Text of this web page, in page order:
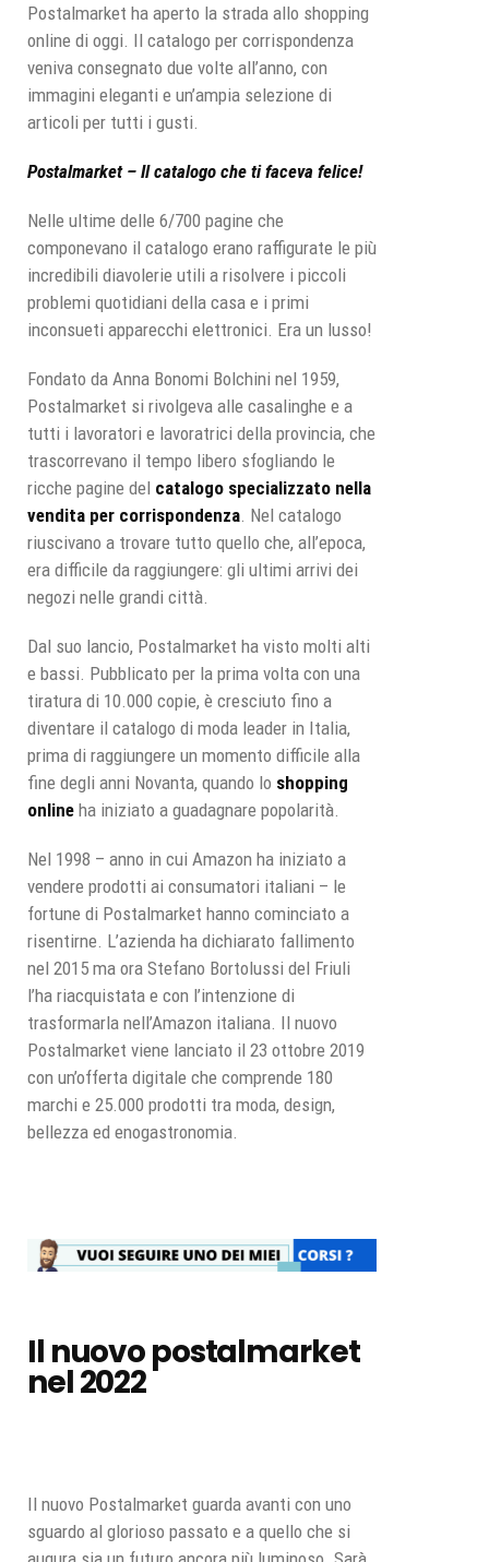
Postalmarket ha aperto la strada allo shopping
online di oggi. Il catalogo per corrispondenza
veniva consegnato due volte all’anno, con
immagini eleganti e un’ampia selezione di
articoli per tutti i gusti.
Postalmarket – Il catalogo che ti faceva felice!
Nelle ultime delle 6/700 pagine che
componevano il catalogo erano raffigurate le più
incredibili diavolerie utili a risolvere i piccoli
problemi quotidiani della casa e i primi
inconsueti apparecchi elettronici. Era un lusso!
Fondato da Anna Bonomi Bolchini nel 1959,
Postalmarket si rivolgeva alle casalinghe e a
tutti i lavoratori e lavoratrici della provincia, che
trascorrevano il tempo libero sfogliando le
ricche pagine del catalogo specializzato nella
vendita per corrispondenza . Nel catalogo
riuscivano a trovare tutto quello che, all’epoca,
era difficile da raggiungere: gli ultimi arrivi dei
negozi nelle grandi città.
Dal suo lancio, Postalmarket ha visto molti alti
e bassi. Pubblicato per la prima volta con una
tiratura di 10.000 copie, è cresciuto fino a
diventare il catalogo di moda leader in Italia,
prima di raggiungere un momento difficile alla
fine degli anni Novanta, quando lo shopping
online ha iniziato a guadagnare popolarità.
Nel 1998 – anno in cui Amazon ha iniziato a
vendere prodotti ai consumatori italiani – le
fortune di Postalmarket hanno cominciato a
risentirne. L’azienda ha dichiarato fallimento
nel 2015 ma ora Stefano Bortolussi del Friuli
l’ha riacquistata e con l’intenzione di
trasformarla nell’Amazon italiana. Il nuovo
Postalmarket viene lanciato il 23 ottobre 2019
con un’offerta digitale che comprende 180
marchi e 25.000 prodotti tra moda, design,
bellezza ed enogastronomia.
Il nuovo postalmarket
nel 2022
Il nuovo Postalmarket guarda avanti con uno
sguardo al glorioso passato e a quello che si